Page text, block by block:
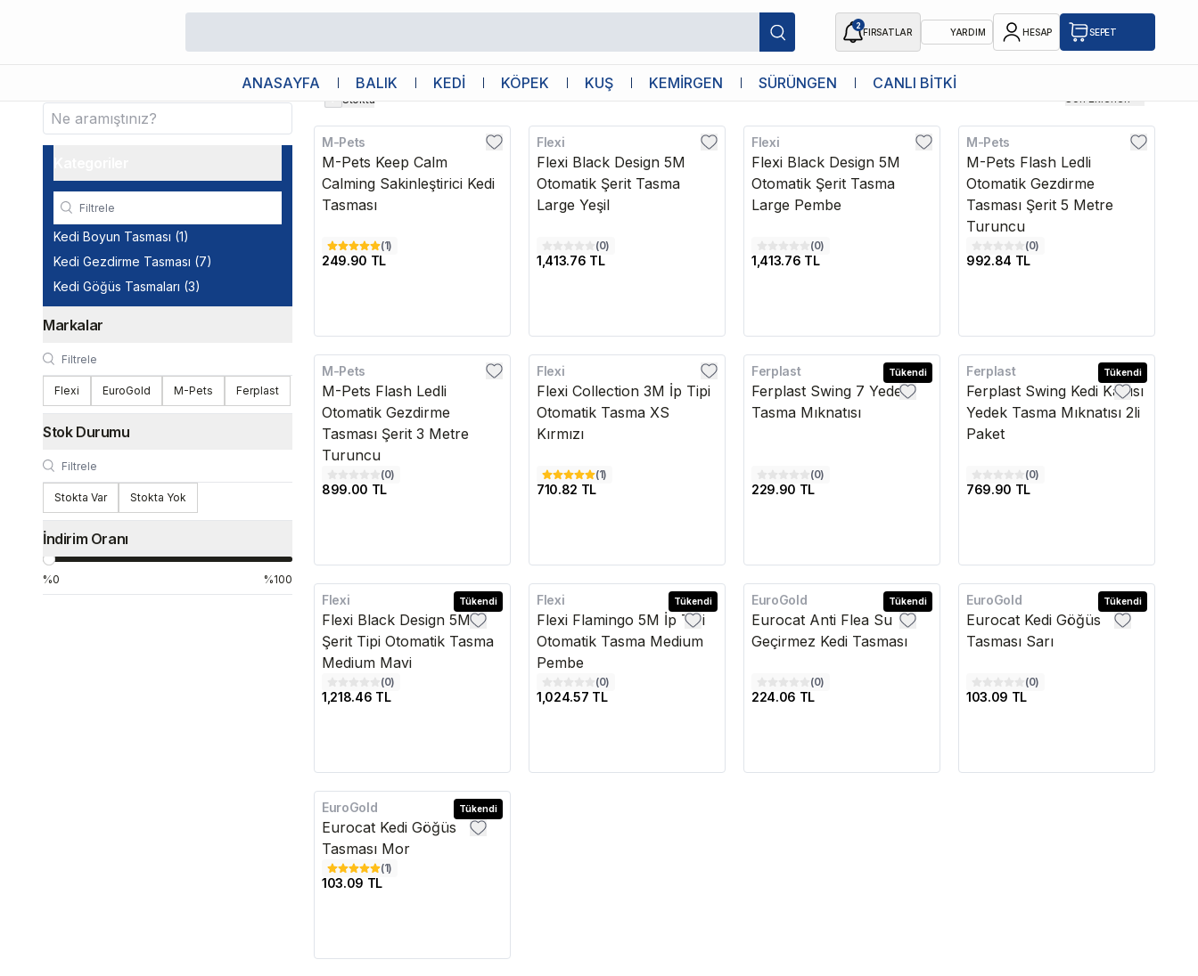
2
FIRSATLAR YARDIM HESAP SEPET
ANASAYFA BALIK KEDİ KÖPEK KUŞ KEMİRGEN SÜRÜNGEN CANLI BİTKİ
Kedi Boyun Tasması (1)
Kedi Gezdirme Tasması (7)
Kedi Göğüs Tasmaları (3)
Markalar
Flexi EuroGold M-Pets Ferplast
Stok Durumu
Stokta Var Stokta Yok
İndirim Oranı
%0 %100
Stokta Son Eklenen
M-Pets
M-Pets Keep Calm
Calming Sakinleştirici Kedi
Tasması
(1)
249.90 TL
Flexi
Flexi Black Design 5M
Otomatik Şerit Tasma
Large Yeşil
(0)
1,413.76 TL
Flexi
Flexi Black Design 5M
Otomatik Şerit Tasma
Large Pembe
(0)
1,413.76 TL
Kargo Bedava
M-Pets
M-Pets Flash Ledli
Otomatik Gezdirme
Tasması Şerit 5 Metre
Turuncu
(0)
992.84 TL
Kargo Bedava
M-Pets
M-Pets Flash Ledli
Otomatik Gezdirme
Tasması Şerit 3 Metre
Turuncu
(0)
899.00 TL
Flexi
Flexi Collection 3M İp Tipi
Otomatik Tasma XS
Kırmızı
(1)
710.82 TL
Tükendi
Ferplast
Ferplast Swing 7 Yedek
Tasma Mıknatısı
(0)
229.90 TL
Tükendi
Ferplast
Ferplast Swing Kedi Kapısı
Yedek Tasma Mıknatısı 2li
Paket
(0)
769.90 TL
Kargo Bedava Tükendi
Flexi
Flexi Black Design 5M
Şerit Tipi Otomatik Tasma
Medium Mavi
(0)
1,218.46 TL
Kargo Bedava Tükendi
Flexi
Flexi Flamingo 5M İp Tipi
Otomatik Tasma Medium
Pembe
(0)
1,024.57 TL
Tükendi
EuroGold
Eurocat Anti Flea Su
Geçirmez Kedi Tasması
(0)
224.06 TL
Tükendi
EuroGold
Eurocat Kedi Göğüs
Tasması Sarı
(0)
103.09 TL
Tükendi
EuroGold
Eurocat Kedi Göğüs
Tasması Mor
(1)
103.09 TL